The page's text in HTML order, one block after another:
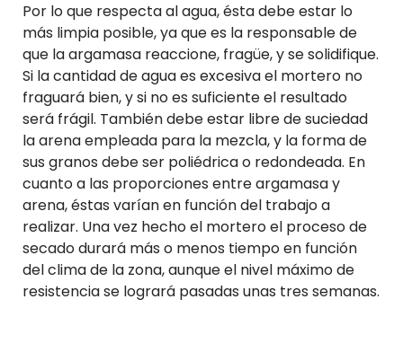
Por lo que respecta al agua, ésta debe estar lo
más limpia posible, ya que es la responsable de
que la argamasa reaccione, fragüe, y se solidifique.
Si la cantidad de agua es excesiva el mortero no
fraguará bien, y si no es suficiente el resultado
será frágil. También debe estar libre de suciedad
la arena empleada para la mezcla, y la forma de
sus granos debe ser poliédrica o redondeada. En
cuanto a las proporciones entre argamasa y
arena, éstas varían en función del trabajo a
realizar. Una vez hecho el mortero el proceso de
secado durará más o menos tiempo en función
del clima de la zona, aunque el nivel máximo de
resistencia se logrará pasadas unas tres semanas.